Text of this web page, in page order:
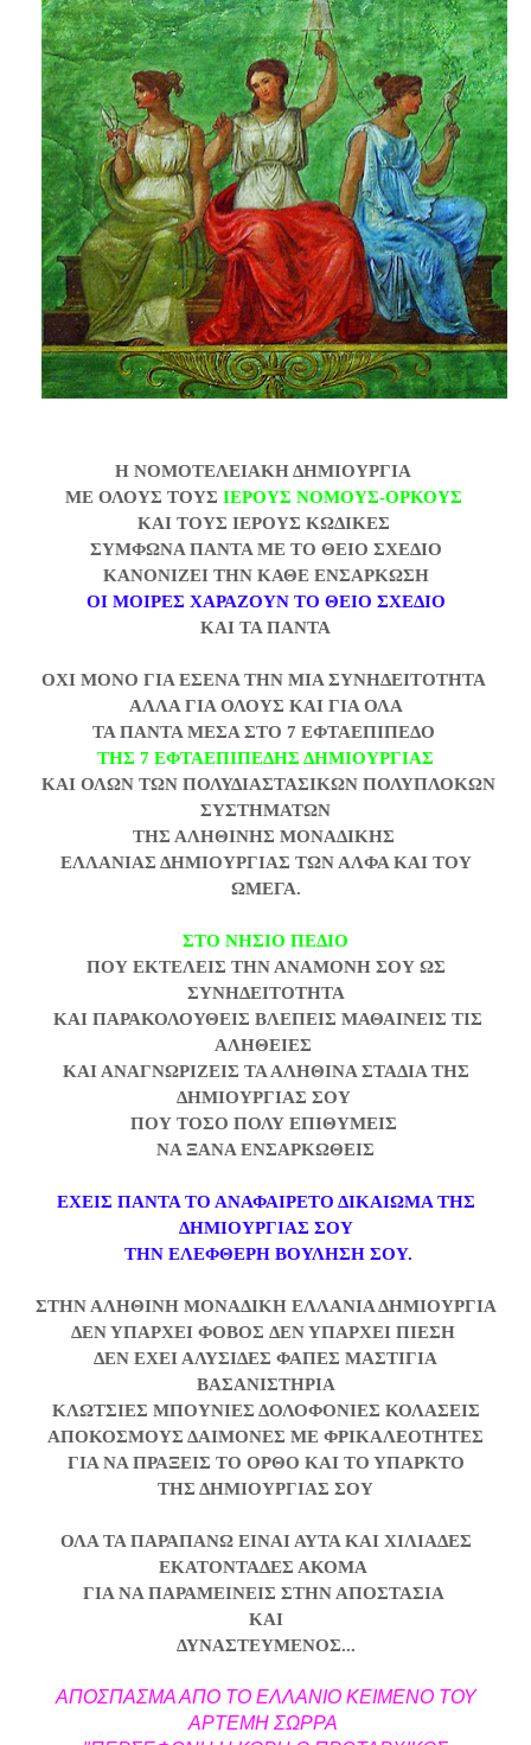
Η ΝΟΜΟΤΕΛΕΙΑΚΗ ΔΗΜΙΟΥΡΓΙΑ
ΜΕ ΟΛΟΥΣ ΤΟΥΣ ΙΕΡΟΥΣ ΝΟΜΟΥΣ-ΟΡΚΟΥΣ
ΚΑΙ ΤΟΥΣ ΙΕΡΟΥΣ ΚΩΔΙΚΕΣ
ΣΥΜΦΩΝΑ ΠΑΝΤΑ ΜΕ ΤΟ ΘΕΙΟ ΣΧΕΔΙΟ
ΚΑΝΟΝΙΖΕΙ ΤΗΝ ΚΑΘΕ ΕΝΣΑΡΚΩΣΗ
ΟΙ ΜΟΙΡΕΣ ΧΑΡΑΖΟΥΝ ΤΟ ΘΕΙΟ ΣΧΕΔΙΟ
ΚΑΙ ΤΑ ΠΑΝΤΑ
ΟΧΙ ΜΟΝΟ ΓΙΑ ΕΣΕΝΑ ΤΗΝ ΜΙΑ ΣΥΝΗΔΕΙΤΟΤΗΤΑ
ΑΛΛΑ ΓΙΑ ΟΛΟΥΣ ΚΑΙ ΓΙΑ ΟΛΑ
ΤΑ ΠΑΝΤΑ ΜΕΣΑ ΣΤΟ 7 ΕΦΤΑΕΠΙΠΕΔΟ
ΤΗΣ 7 ΕΦΤΑΕΠΙΠΕΔΗΣ ΔΗΜΙΟΥΡΓΙΑΣ
ΚΑΙ ΟΛΩΝ ΤΩΝ ΠΟΛΥΔΙΑΣΤΑΣΙΚΩΝ ΠΟΛΥΠΛΟΚΩΝ
ΣΥΣΤΗΜΑΤΩΝ
ΤΗΣ ΑΛΗΘΙΝΗΣ ΜΟΝΑΔΙΚΗΣ
ΕΛΛΑΝΙΑΣ ΔΗΜΙΟΥΡΓΙΑΣ ΤΩΝ ΑΛΦΑ ΚΑΙ ΤΟΥ
ΩΜΕΓΑ.
ΣΤΟ ΝΗΣΙΟ ΠΕΔΙΟ
ΠΟΥ ΕΚΤΕΛΕΙΣ ΤΗΝ ΑΝΑΜΟΝΗ ΣΟΥ ΩΣ
ΣΥΝΗΔΕΙΤΟΤΗΤΑ
ΚΑΙ ΠΑΡΑΚΟΛΟΥΘΕΙΣ ΒΛΕΠΕΙΣ ΜΑΘΑΙΝΕΙΣ ΤΙΣ
ΑΛΗΘΕΙΕΣ
ΚΑΙ ΑΝΑΓΝΩΡΙΖΕΙΣ ΤΑ ΑΛΗΘΙΝΑ ΣΤΑΔΙΑ ΤΗΣ
ΔΗΜΙΟΥΡΓΙΑΣ ΣΟΥ
ΠΟΥ ΤΟΣΟ ΠΟΛΥ ΕΠΙΘΥΜΕΙΣ
ΝΑ ΞΑΝΑ ΕΝΣΑΡΚΩΘΕΙΣ
ΕΧΕΙΣ ΠΑΝΤΑ ΤΟ ΑΝΑΦΑΙΡΕΤΟ ΔΙΚΑΙΩΜΑ ΤΗΣ
ΔΗΜΙΟΥΡΓΙΑΣ ΣΟΥ
ΤΗΝ ΕΛΕΦΘΕΡΗ ΒΟΥΛΗΣΗ ΣΟΥ.
ΣΤΗΝ ΑΛΗΘΙΝΗ ΜΟΝΑΔΙΚΗ ΕΛΛΑΝΙΑ ΔΗΜΙΟΥΡΓΙΑ
ΔΕΝ ΥΠΑΡΧΕΙ ΦΟΒΟΣ ΔΕΝ ΥΠΑΡΧΕΙ ΠΙΕΣΗ
ΔΕΝ ΕΧΕΙ ΑΛΥΣΙΔΕΣ ΦΑΠΕΣ ΜΑΣΤΙΓΙΑ
ΒΑΣΑΝΙΣΤΗΡΙΑ
ΚΛΩΤΣΙΕΣ ΜΠΟΥΝΙΕΣ ΔΟΛΟΦΟΝΙΕΣ ΚΟΛΑΣΕΙΣ
ΑΠΟΚΟΣΜΟΥΣ ΔΑΙΜΟΝΕΣ ΜΕ ΦΡΙΚΑΛΕΟΤΗΤΕΣ
ΓΙΑ ΝΑ ΠΡΑΞΕΙΣ ΤΟ ΟΡΘΟ ΚΑΙ ΤΟ ΥΠΑΡΚΤΟ
ΤΗΣ ΔΗΜΙΟΥΡΓΙΑΣ ΣΟΥ
ΟΛΑ ΤΑ ΠΑΡΑΠΑΝΩ ΕΙΝΑΙ ΑΥΤΑ ΚΑΙ ΧΙΛΙΑΔΕΣ
ΕΚΑΤΟΝΤΑΔΕΣ ΑΚΟΜΑ
ΓΙΑ ΝΑ ΠΑΡΑΜΕΙΝΕΙΣ ΣΤΗΝ ΑΠΟΣΤΑΣΙΑ
ΚΑΙ
ΔΥΝΑΣΤΕΥΜΕΝΟΣ...
ΑΠΟΣΠΑΣΜΑ ΑΠΟ ΤΟ ΕΛΛΑΝΙΟ ΚΕΙΜΕΝΟ ΤΟΥ
ΑΡΤΕΜΗ ΣΩΡΡΑ